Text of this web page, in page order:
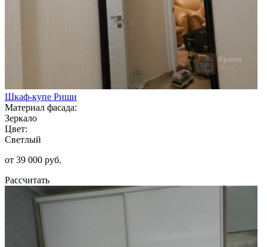
Шкаф-купе Риши
Материал фасада:
Зеркало
Цвет:
Светлый
от 39 000 руб.
Рассчитать